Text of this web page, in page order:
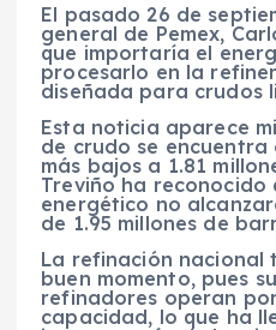
El pasado 26 de
general de Pemex,
que importaría el
procesarlo en la
diseñada para crudos
Esta noticia aparece
de crudo se encuentra
más bajos a 1.81
Treviño ha reconocido
energético no
de 1.95 millones de
La refinación nacional
buen momento, pues
refinadores operan
capacidad, lo que ha